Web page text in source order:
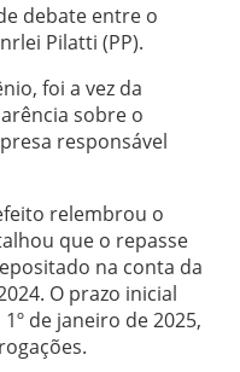
debate entre o
Pilatti (PP).
foi a vez da
sobre o
responsável
relembrou o
que o repasse
na conta da
O prazo inicial
de janeiro de 2025,